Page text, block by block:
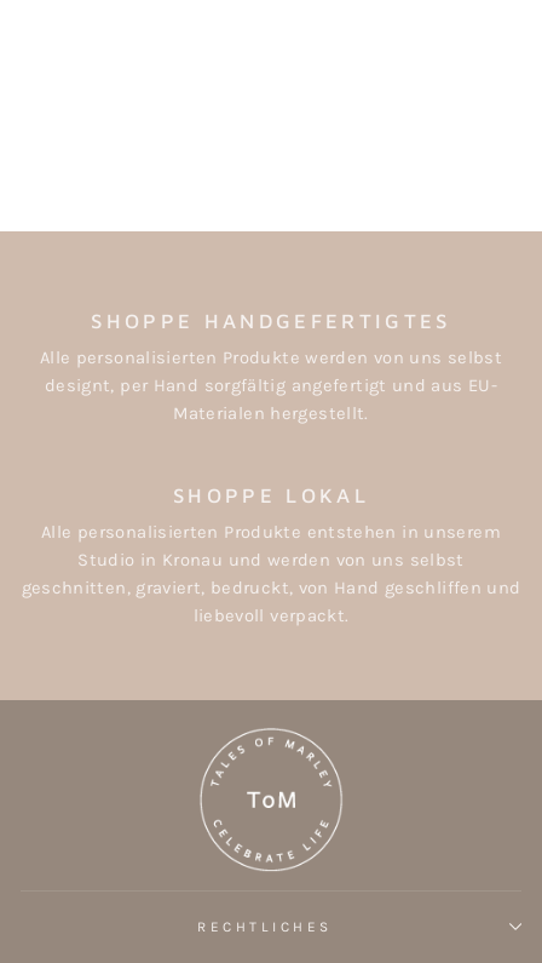
SHOPPE HANDGEFERTIGTES
Alle personalisierten Produkte werden von uns selbst
designt, per Hand sorgfältig angefertigt und aus EU-
Materialen hergestellt.
SHOPPE LOKAL
Alle personalisierten Produkte entstehen in unserem
Studio in Kronau und werden von uns selbst
geschnitten, graviert, bedruckt, von Hand geschliffen und
liebevoll verpackt.
RECHTLICHES